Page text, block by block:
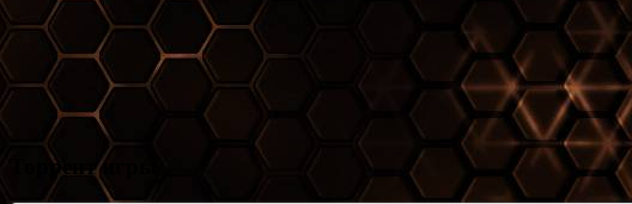
Торрент игры